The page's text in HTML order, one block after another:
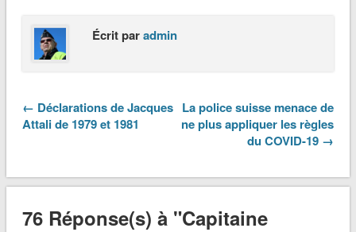
Écrit paradmin
← Déclarations de Jacques
Attali de 1979 et 1981
La police suisse menace de
ne plus appliquer les règles
du COVID-19 →
76 Réponse(s) à "Capitaine